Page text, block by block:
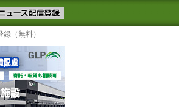
物流ニュースメール配信を登録す
るテーマ
（無料）